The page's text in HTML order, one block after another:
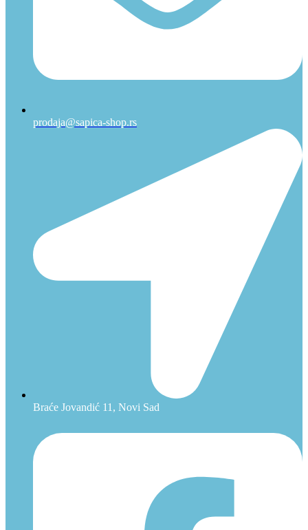
prodaja@sapica-shop.rs
Braće Jovandić 11, Novi Sad